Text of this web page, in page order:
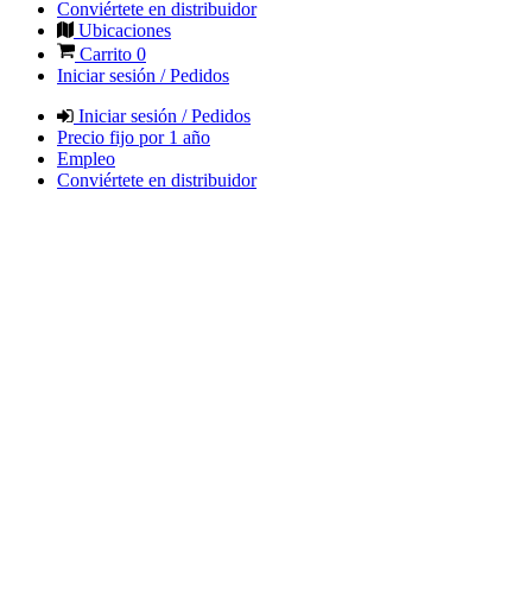
Conviértete en distribuidor
Ubicaciones
Carrito 0
Iniciar sesión / Pedidos
Iniciar sesión / Pedidos
Precio fijo por 1 año
Empleo
Conviértete en distribuidor